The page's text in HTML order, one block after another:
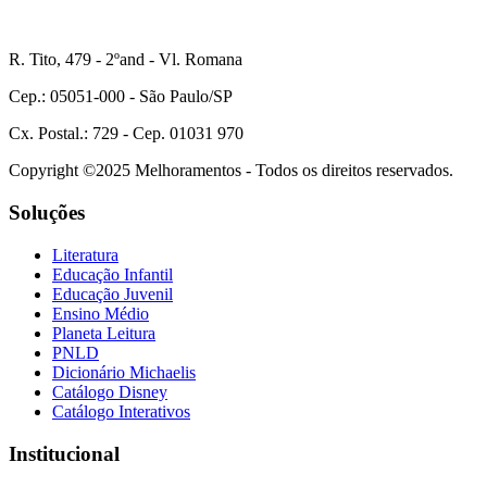
R. Tito, 479 - 2ºand - Vl. Romana
Cep.: 05051-000 - São Paulo/SP
Cx. Postal.: 729 - Cep. 01031 970
Copyright ©2025 Melhoramentos - Todos os direitos reservados.
Soluções
Literatura
Educação Infantil
Educação Juvenil
Ensino Médio
Planeta Leitura
PNLD
Dicionário Michaelis
Catálogo Disney
Catálogo Interativos
Institucional